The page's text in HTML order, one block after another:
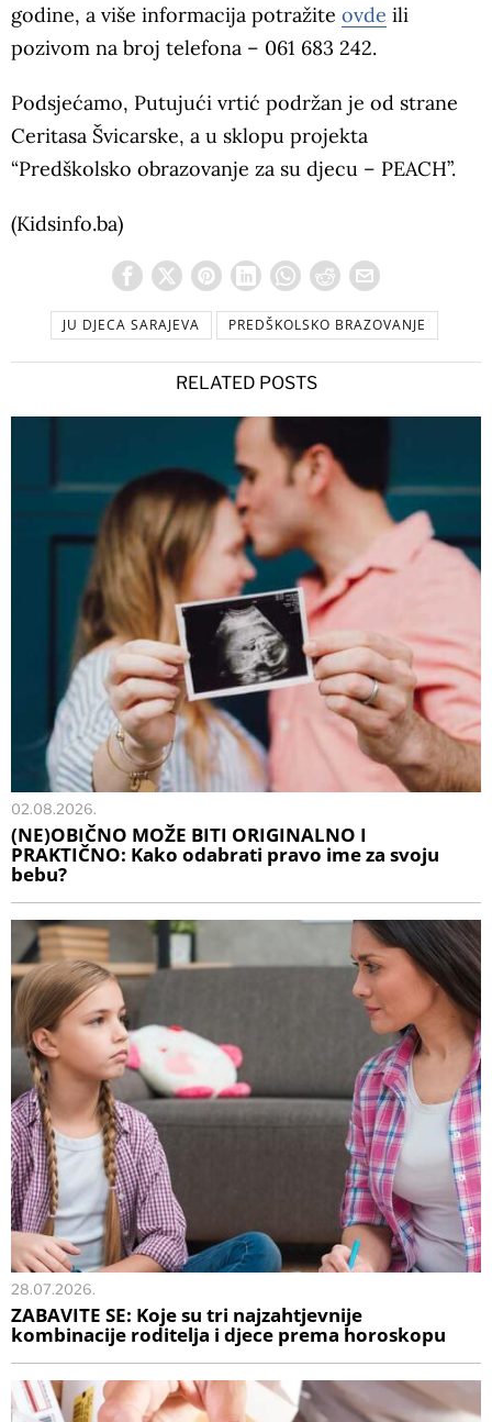
godine, a više informacija potražite ovde ili
pozivom na broj telefona – 061 683 242.
Podsjećamo, Putujući vrtić podržan je od strane
Ceritasa Švicarske, a u sklopu projekta
“Predškolsko obrazovanje za su djecu – PEACH”.
(Kidsinfo.ba)
JU DJECA SARAJEVA PREDŠKOLSKO BRAZOVANJE
RELATED POSTS
02.08.2026.
(NE)OBIČNO MOŽE BITI ORIGINALNO I
PRAKTIČNO: Kako odabrati pravo ime za svoju
bebu?
28.07.2026.
ZABAVITE SE: Koje su tri najzahtjevnije
kombinacije roditelja i djece prema horoskopu